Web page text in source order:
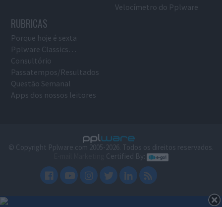
Velocímetro do Pplware
RUBRICAS
Porque hoje é sexta
Pplware Classics…
Consultório
Passatempos/Resultados
Questão Semanal
Apps dos nossos leitores
© Copyright Pplware.com 2005-2026. Todos os direitos reservados.
Certified By: